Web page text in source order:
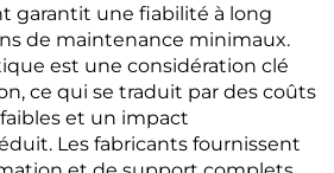
garantit une fiabilité à long
de maintenance minimaux.
est une considération clé
ce qui se traduit par des coûts
et un impact
Les fabricants fournissent